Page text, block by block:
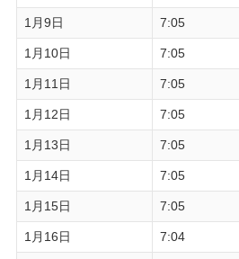
1月9日 7:05
1月10日 7:05
1月11日 7:05
1月12日 7:05
1月13日 7:05
1月14日 7:05
1月15日 7:05
1月16日 7:04